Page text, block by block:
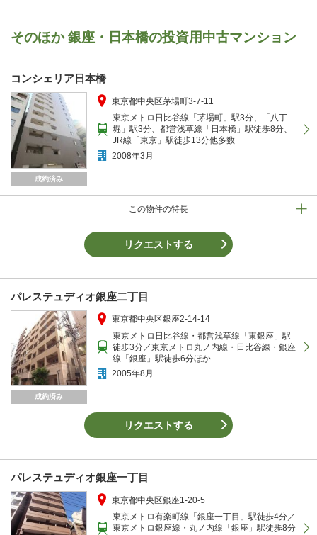
そのほか 銀座・日本橋の投資用中古マンション
コンシェリア日本橋
成約済み
この物件の特長
東京都中央区茅場町3-7-11
東京メトロ日比谷線「茅場町」駅3分、「八丁
堀」駅3分、都営浅草線「日本橋」駅徒歩8分、
JR線「東京」駅徒歩13分他多数
2008年3月
リクエストする
パレステュディオ銀座二丁目
成約済み
東京都中央区銀座2-14-14
東京メトロ日比谷線・都営浅草線「東銀座」駅
徒歩3分／東京メトロ丸ノ内線・日比谷線・銀座
線「銀座」駅徒歩6分ほか
2005年8月
リクエストする
パレステュディオ銀座一丁目
東京都中央区銀座1-20-5
東京メトロ有楽町線「銀座一丁目」駅徒歩4分／
東京メトロ銀座線・丸ノ内線「銀座」駅徒歩8分